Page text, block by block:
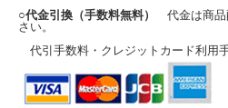
○代金引換（手数料無料） 代金は商
さい。
代引手数料・クレジットカード利用